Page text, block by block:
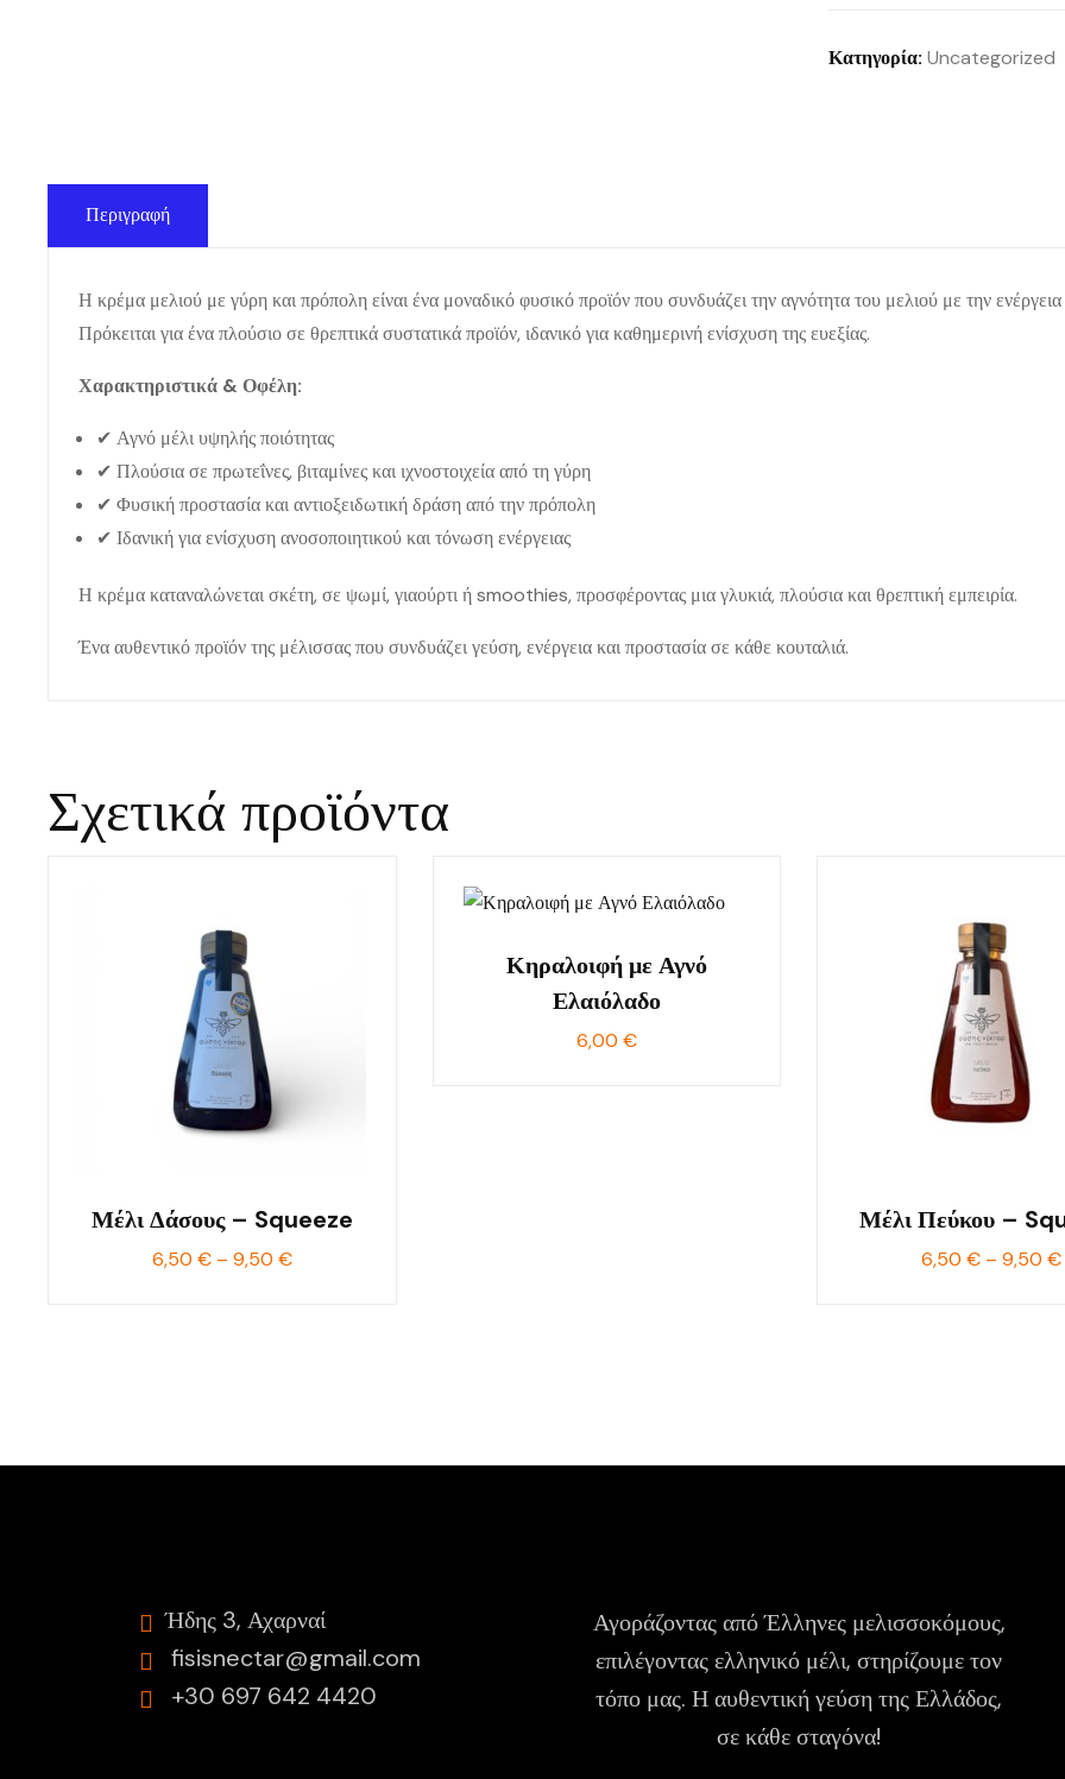
Κατηγορία:Uncategorized
Περιγραφή
Η κρέμα μελιού με γύρη και πρόπολη είναι ένα μοναδικό φυσικό προϊόν που συνδυάζει την αγνότητα του μελιού με την ενέργεια
Πρόκειται για ένα πλούσιο σε θρεπτικά συστατικά προϊόν, ιδανικό για καθημερινή ενίσχυση της ευεξίας.
Χαρακτηριστικά & Οφέλη:
✔ Αγνό μέλι υψηλής ποιότητας
✔ Πλούσια σε πρωτεΐνες, βιταμίνες και ιχνοστοιχεία από τη γύρη
✔ Φυσική προστασία και αντιοξειδωτική δράση από την πρόπολη
✔ Ιδανική για ενίσχυση ανοσοποιητικού και τόνωση ενέργειας
Η κρέμα καταναλώνεται σκέτη, σε ψωμί, γιαούρτι ή smoothies, προσφέροντας μια γλυκιά, πλούσια και θρεπτική εμπειρία.
Ένα αυθεντικό προϊόν της μέλισσας που συνδυάζει γεύση, ενέργεια και προστασία σε κάθε κουταλιά.
Σχετικά προϊόντα
Μέλι Δάσους – Squeeze
6,50 € – 9,50 €Price
Κηραλοιφή με Αγνό
Ελαιόλαδο
6,00 €
Μέλι Πεύκου –
6,50 € – 9,50 €
Ήδης 3, Αχαρναί
fisisnectar@gmail.com
+30 697 642 4420
Αγοράζοντας από Έλληνες μελισσοκόμους,
επιλέγοντας ελληνικό μέλι, στηρίζουμε τον
τόπο μας. Η αυθεντική γεύση της Ελλάδος,
σε κάθε σταγόνα!